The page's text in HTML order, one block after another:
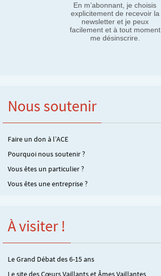
En m’abonnant, je choisis
explicitement de recevoir la
newsletter et je peux
facilement et à tout moment
me désinscrire.
Nous soutenir
Faire un don à l’ACE
Pourquoi nous soutenir ?
Vous êtes un particulier ?
Vous êtes une entreprise ?
À visiter !
Le Grand Débat des 6-15 ans
Le site des Cœurs Vaillants et Âmes Vaillantes